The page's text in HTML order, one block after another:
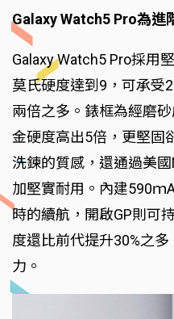
Galaxy Watch5 Pro為進
Galaxy Watch5 Pro採用
莫氏硬度達到9，可承受
兩倍之多。錶框為經磨
金硬度高出5倍，更堅固
洗鍊的質感，還通過美
加堅實耐用。內建590ｍ
時的續航，開啟GP則可
度還比前代提升30%之
力。